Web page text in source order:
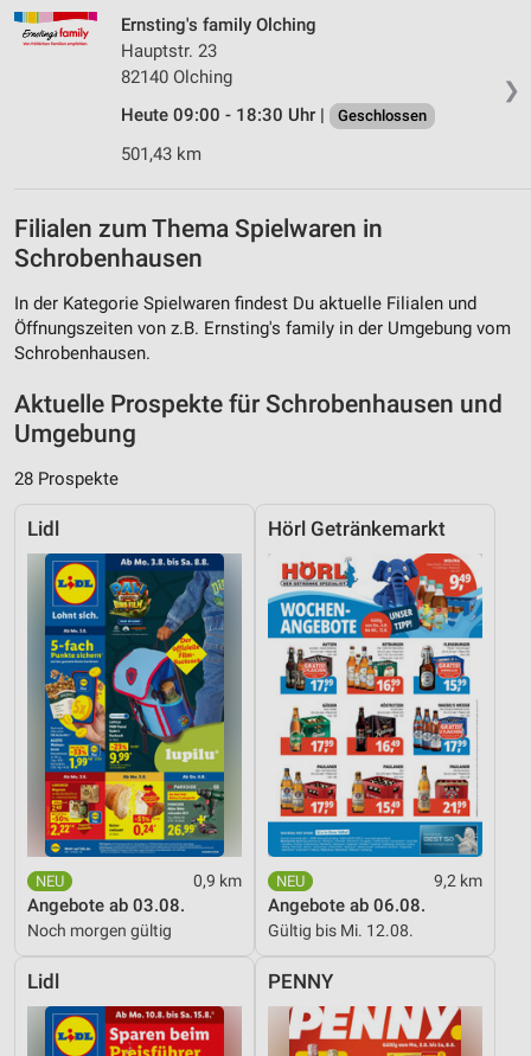
❯
Ernsting's family Olching
Hauptstr. 23
82140 Olching
Heute 09:00 - 18:30 Uhr |
Geschlossen
501,43 km
Filialen zum Thema Spielwaren in
Schrobenhausen
In der Kategorie Spielwaren findest Du aktuelle Filialen und
Öffnungszeiten von z.B. Ernsting's family in der Umgebung vom
Schrobenhausen.
Aktuelle Prospekte für Schrobenhausen und
Umgebung
28 Prospekte
Lidl
0,9 km
Angebote ab 03.08.
Noch morgen gültig
Hörl Getränkemarkt
9,2 km
Angebote ab 06.08.
Gültig bis Mi. 12.08.
Lidl PENNY